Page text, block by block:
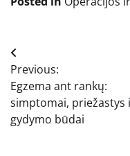
Navigacija
tarp
įrašų
Previous:
Egzema ant rankų:
simptomai, priežastys
gydymo būdai